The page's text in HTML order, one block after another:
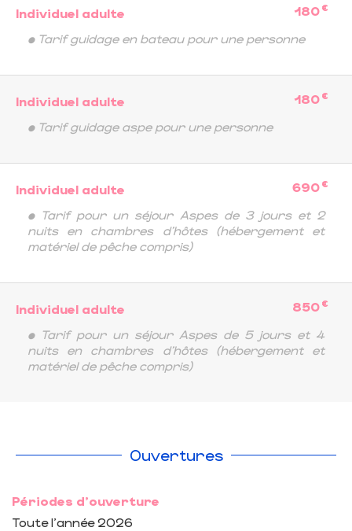
Individuel adulte 180 €
• Tarif guidage en bateau pour une personne
Individuel adulte 180 €
• Tarif guidage aspe pour une personne
Individuel adulte 690 €
• Tarif pour un séjour Aspes de 3 jours et 2
nuits en chambres d'hôtes (hébergement et
matériel de pêche compris)
Individuel adulte 850 €
• Tarif pour un séjour Aspes de 5 jours et 4
nuits en chambres d'hôtes (hébergement et
matériel de pêche compris)
Ouvertures
Périodes d'ouverture
Toute l'année 2026